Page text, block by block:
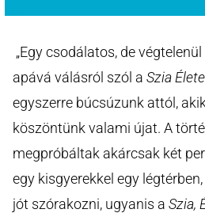
„Egy csodálatos, de
apává válásról szól a Szia
egyszerre búcsúzunk attól,
köszöntünk valami újat. A
megpróbáltak akárcsak két
egy kisgyerekkel egy
jót szórakozni, ugyanis a Szia,